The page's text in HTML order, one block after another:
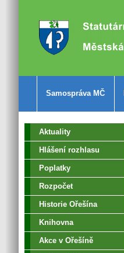
Samospráva MČ
Aktuality
Hlášení rozhlasu
Poplatky
Rozpočet
Historie Ořešína
Knihovna
Akce v Ořešíně